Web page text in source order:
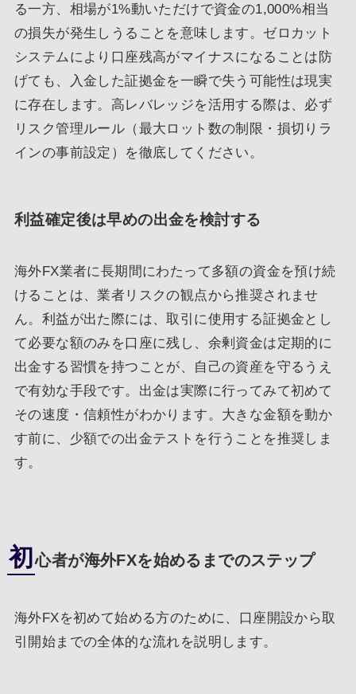
る一方、相場が1%動いただけで資金の1,000%相当
の損失が発生しうることを意味します。ゼロカット
システムにより口座残高がマイナスになることは防
げても、入金した証拠金を一瞬で失う可能性は現実
に存在します。高レバレッジを活用する際は、必ず
リスク管理ルール（最大ロット数の制限・損切りラ
インの事前設定）を徹底してください。
利益確定後は早めの出金を検討する
海外FX業者に長期間にわたって多額の資金を預け続
けることは、業者リスクの観点から推奨されませ
ん。利益が出た際には、取引に使用する証拠金とし
て必要な額のみを口座に残し、余剰資金は定期的に
出金する習慣を持つことが、自己の資産を守るうえ
で有効な手段です。出金は実際に行ってみて初めて
その速度・信頼性がわかります。大きな金額を動か
す前に、少額での出金テストを行うことを推奨しま
す。
初 心者が海外FXを始めるまでのステップ
海外FXを初めて始める方のために、口座開設から取
引開始までの全体的な流れを説明します。